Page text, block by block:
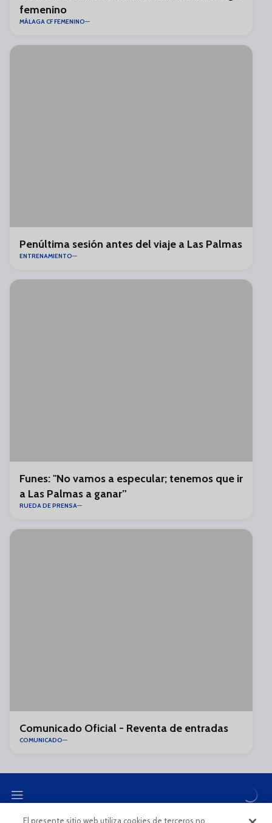
femenino
MÁLAGA CF FEMENINO
Penúltima sesión antes del viaje a Las Palmas
ENTRENAMIENTO
Funes: "No vamos a especular; tenemos que ir
a Las Palmas a ganar”
RUEDA DE PRENSA
Comunicado Oficial - Reventa de entradas
COMUNICADO
El presente sitio web utiliza cookies de terceros no